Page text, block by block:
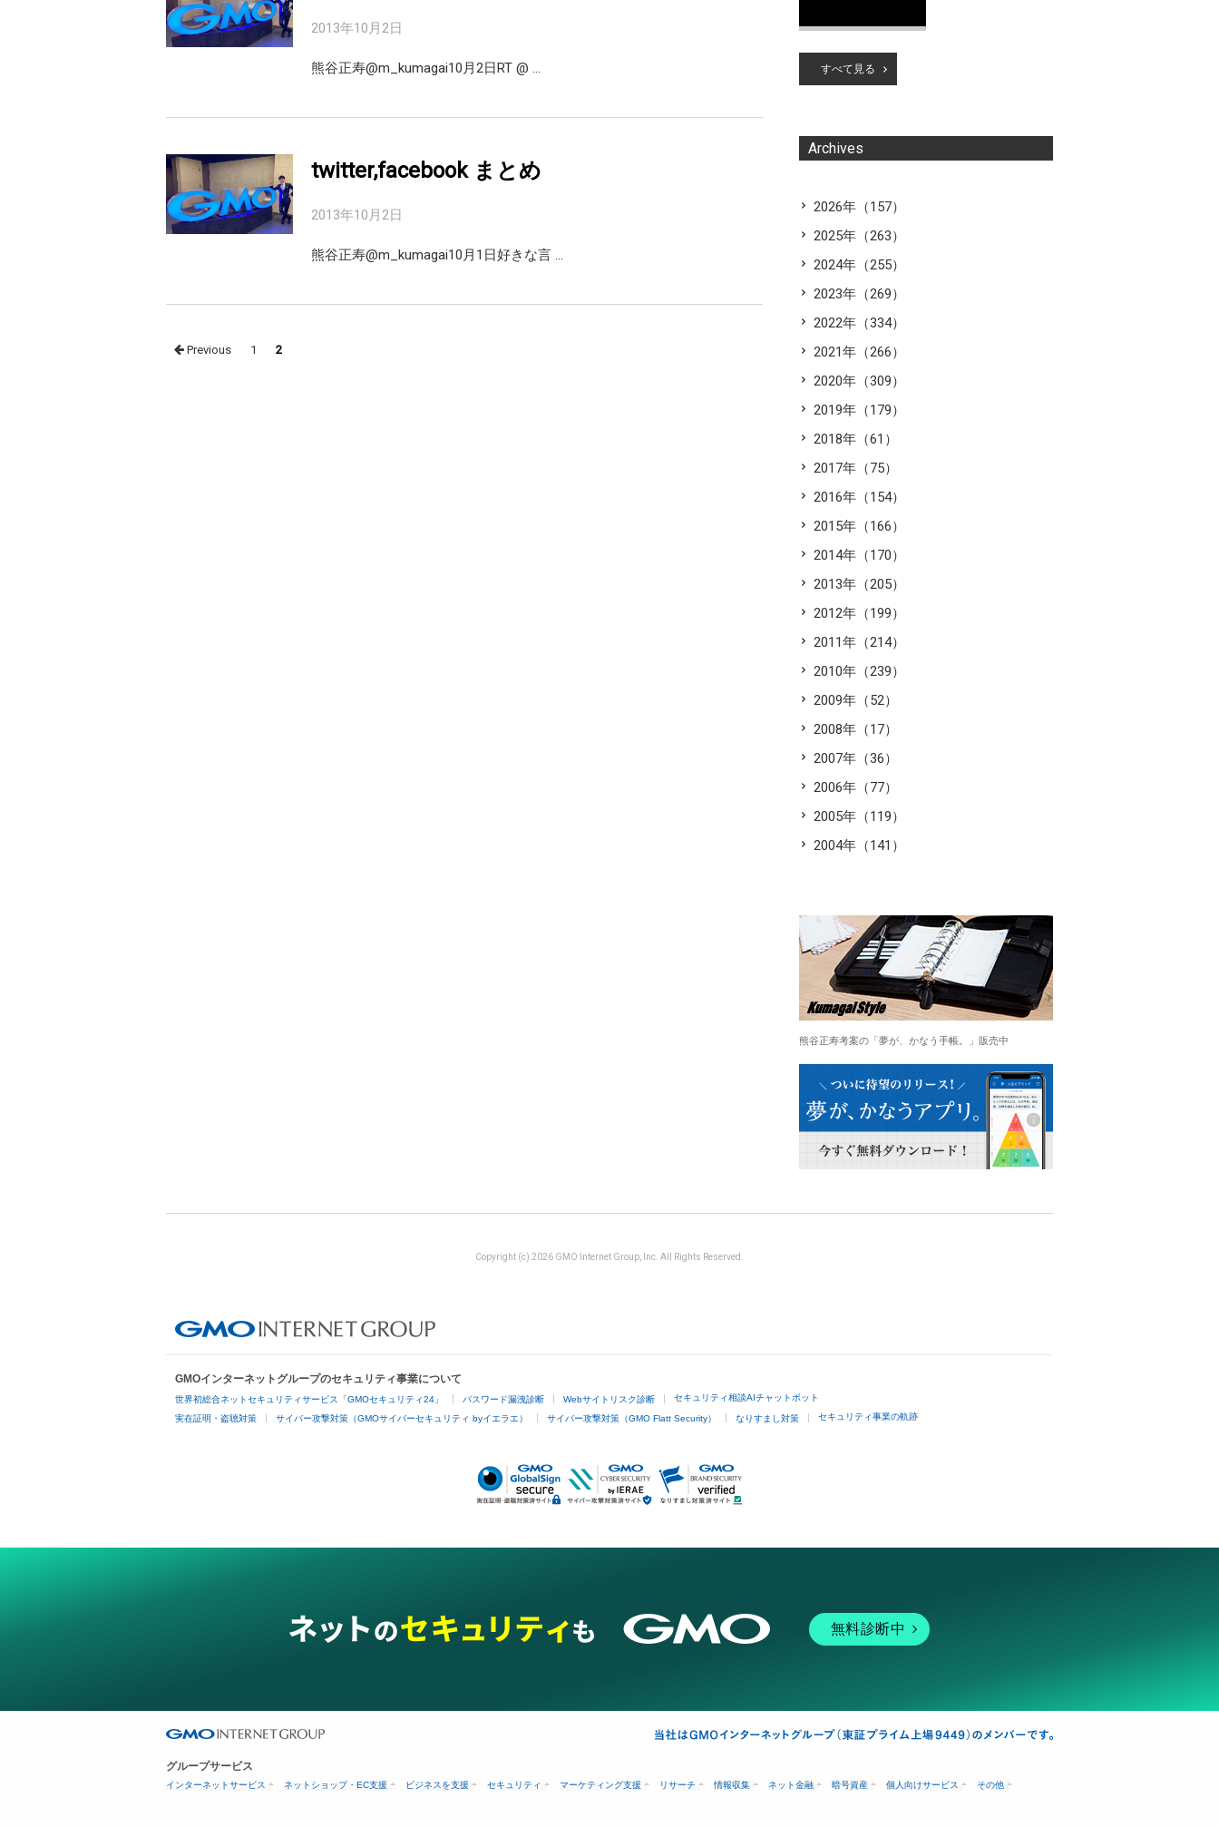
2013年10月2日
熊谷正寿‏@m_kumagai10月2日RT @ …
twitter,facebook まとめ
2013年10月2日
熊谷正寿‏@m_kumagai10月1日好きな言 …
PostsPrevious 1 2
すべて見る
Archives
2026年（157）
2025年（263）
2024年（255）
2023年（269）
2022年（334）
2021年（266）
2020年（309）
2019年（179）
2018年（61）
2017年（75）
2016年（154）
2015年（166）
2014年（170）
2013年（205）
2012年（199）
2011年（214）
2010年（239）
2009年（52）
2008年（17）
2007年（36）
2006年（77）
2005年（119）
2004年（141）
熊谷正寿考案の「夢が、かなう手帳。」販売中
Copyright (c) 2026 GMO Internet Group, Inc. All Rights Reserved.
GMOインターネットグループのセキュリティ事業について
世界初総合ネットセキュリティサービス「GMOセキュリティ24」 パスワード漏洩診断 Webサイトリスク診断 セキュリティ相談AIチャットボット
実在証明・盗聴対策 サイバー攻撃対策（GMOサイバーセキュリティ byイエラエ） サイバー攻撃対策（GMO Flatt Security） なりすまし対策 セキュリティ事業の軌跡
無料診断中
グループサービス
インターネットサービス ネットショップ・EC支援 ビジネスを支援 セキュリティ マーケティング支援 リサーチ 情報収集 ネット金融 暗号資産 個人向けサービス その他